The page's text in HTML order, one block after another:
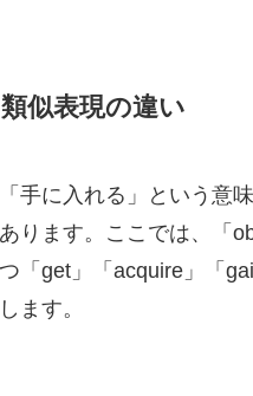
似表現の違い
手に入れる」という意
ります。ここでは、「
「get」「acquire」「
ます。